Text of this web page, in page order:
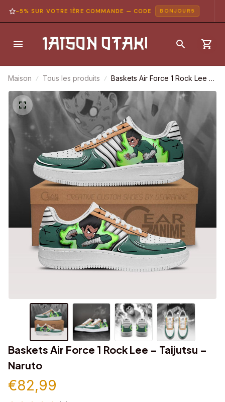
-5% SUR VOTRE 1ÈRE COMMANDE — CODE BONJOUR5
Maison Tous les produits
Baskets Air Force 1 Rock Lee –
Taijutsu – Naruto
Baskets Air Force 1 Rock Lee – Taijutsu –
Naruto
€82,99